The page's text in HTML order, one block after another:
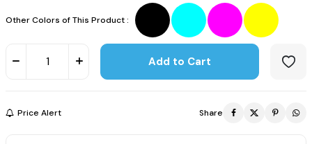
Other Colors of This Product :
Add to Cart
Price Alert Share